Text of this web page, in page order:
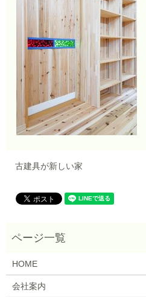
古建具が新しい家
HOME
会社案内